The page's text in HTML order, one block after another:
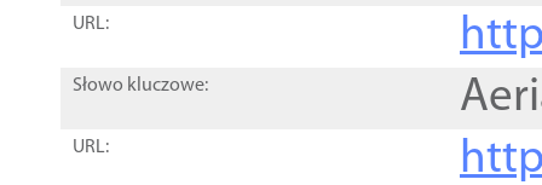
URL:
Słowo kluczowe:
URL: